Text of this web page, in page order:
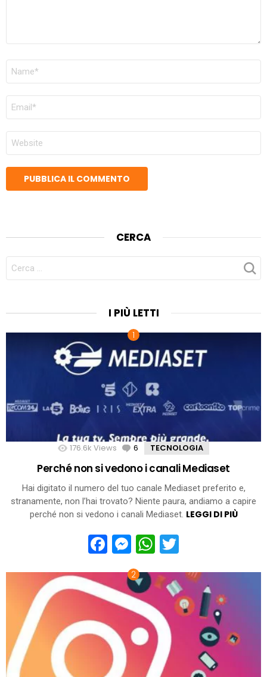
NOME
EMAIL
SITO
WEB
CERCA
CERCA
PER:
I PIÙ LETTI
176.6k Views 6 Comments
TECNOLOGIA
Perché non si vedono i canali Mediaset
Hai digitato il numero del tuo canale Mediaset preferito e,
stranamente, non l’hai trovato? Niente paura, andiamo a capire
perché non si vedono i canali Mediaset. LEGGI DI PIÙ
Facebook
Messenger
WhatsApp